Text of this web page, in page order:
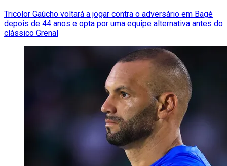
Tricolor Gaúcho voltará a jogar contra o adversário em Bagé
depois de 44 anos e opta por uma equipe alternativa antes do
clássico Grenal